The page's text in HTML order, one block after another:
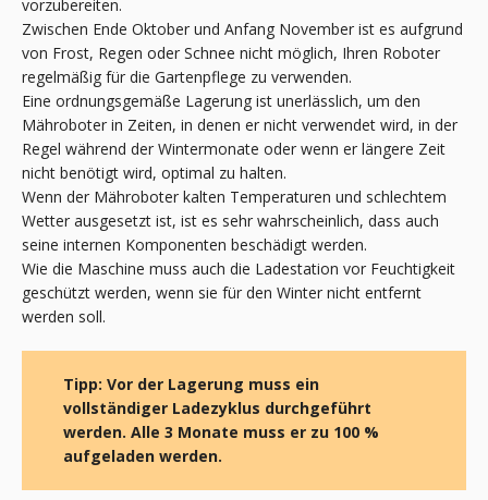
vorzubereiten.
Zwischen Ende Oktober und Anfang November ist es aufgrund
von Frost, Regen oder Schnee nicht möglich, Ihren Roboter
regelmäßig für die Gartenpflege zu verwenden.
Eine ordnungsgemäße Lagerung ist unerlässlich, um den
Mähroboter in Zeiten, in denen er nicht verwendet wird, in der
Regel während der Wintermonate oder wenn er längere Zeit
nicht benötigt wird, optimal zu halten.
Wenn der Mähroboter kalten Temperaturen und schlechtem
Wetter ausgesetzt ist, ist es sehr wahrscheinlich, dass auch
seine internen Komponenten beschädigt werden.
Wie die Maschine muss auch die Ladestation vor Feuchtigkeit
geschützt werden, wenn sie für den Winter nicht entfernt
werden soll.
Tipp: Vor der Lagerung muss ein
vollständiger Ladezyklus durchgeführt
werden. Alle 3 Monate muss er zu 100 %
aufgeladen werden.